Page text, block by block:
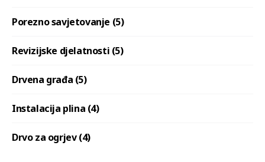
Porezno savjetovanje (5)
Revizijske djelatnosti (5)
Drvena građa (5)
Instalacija plina (4)
Drvo za ogrjev (4)